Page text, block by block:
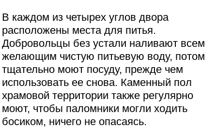
В каждом из четырех углов двора
расположены места для питья.
Добровольцы без устали наливают всем
желающим чистую питьевую воду, потом
тщательно моют посуду, прежде чем
использовать ее снова. Каменный пол
храмовой территории также регулярно
моют, чтобы паломники могли ходить
босиком, ничего не опасаясь.